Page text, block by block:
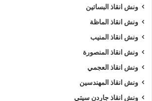
ونش انقاذ البساتين
ونش انقاذ الماظة
ونش انقاذ المنيب
ونش انقاذ المنصورة
ونش انقاذ العجمي
ونش انقاذ المهندسين
ونش انقاذ جاردن سيتي